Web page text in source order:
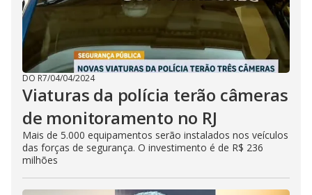
DO R7/04/04/2024
Viaturas da polícia terão câmeras
de monitoramento no RJ
Mais de 5.000 equipamentos serão instalados nos veículos
das forças de segurança. O investimento é de R$ 236
milhões